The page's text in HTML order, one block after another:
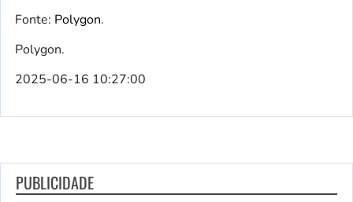
Fonte: Polygon.
Polygon.
2025-06-16 10:27:00
PUBLICIDADE